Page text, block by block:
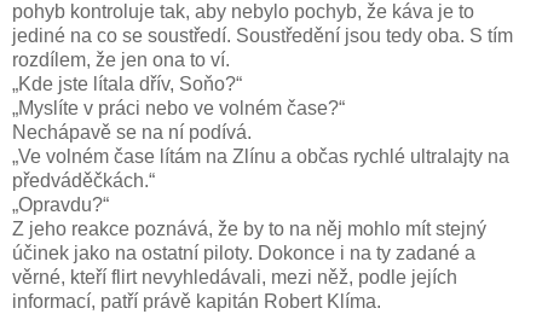
pohyb kontroluje tak, aby nebylo pochyb, že káva je to
jediné na co se soustředí. Soustředění jsou tedy oba. S tím
rozdílem, že jen ona to ví.
„Kde jste lítala dřív, Soňo?“
„Myslíte v práci nebo ve volném čase?“
Nechápavě se na ní podívá.
„Ve volném čase lítám na Zlínu a občas rychlé ultralajty na
předváděčkách.“
„Opravdu?“
Z jeho reakce poznává, že by to na něj mohlo mít stejný
účinek jako na ostatní piloty. Dokonce i na ty zadané a
věrné, kteří flirt nevyhledávali, mezi něž, podle jejích
informací, patří právě kapitán Robert Klíma.